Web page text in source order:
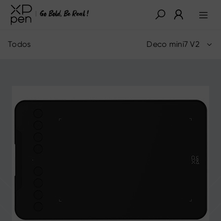
Todos Deco mini7 V2